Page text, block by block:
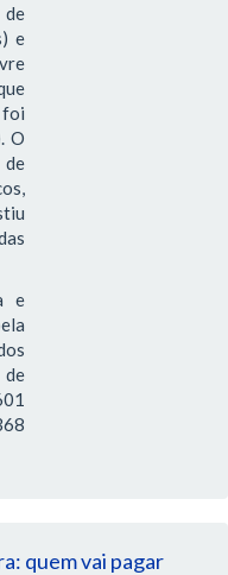
e
foi
O
e
quem vai pagar